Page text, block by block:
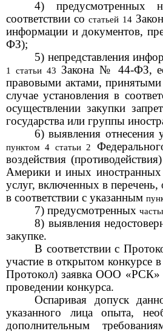
4) предусмотренных
соответствии состатьей 14
информации и документов,
ФЗ);
5) непредставления
1 статьи 43 Закона№ 44-ФЗ,
правовыми актами,
случае установления в
осуществлении закупки
государства или группы
6) выявления отнесения
пунктом 4 статьи 2
воздействия
Америки и иных иностранных
услуг, включенных в
в соответствии с указанным
7) предусмотренных
8) выявления
закупке.
В соответствии с
участие в открытом
Протокол) заявка ООО «РСК»
проведении конкурса.
Оспаривая допуск
указанного лица опыта,
дополнительным